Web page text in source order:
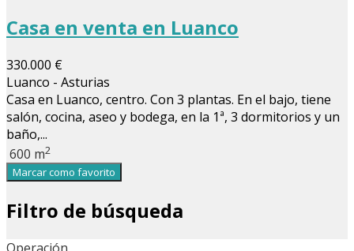
Casa en venta en Luanco
330.000 €
Luanco - Asturias
Casa en Luanco, centro. Con 3 plantas. En el bajo, tiene
salón, cocina, aseo y bodega, en la 1ª, 3 dormitorios y un
baño,...
600 m2
Marcar como favorito
Filtro de búsqueda